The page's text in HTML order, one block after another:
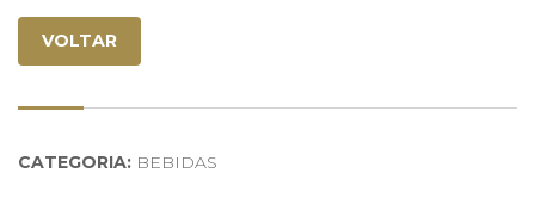
VOLTAR
CATEGORIA: BEBIDAS